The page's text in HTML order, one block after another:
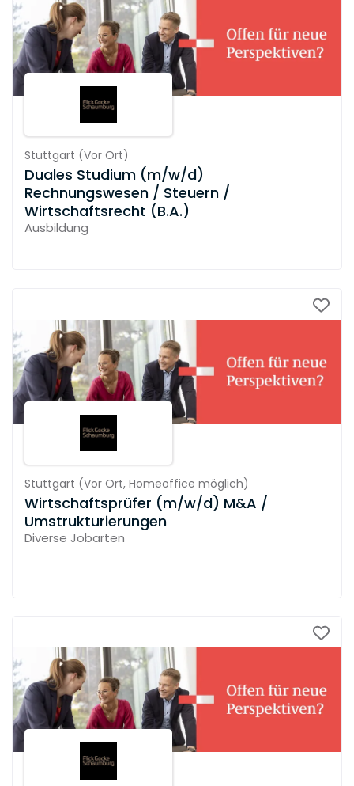
Stuttgart (Vor Ort)
Duales Studium (m/w/d)
Rechnungswesen / Steuern /
Wirtschaftsrecht (B.A.)
Ausbildung
Stuttgart (Vor Ort, Homeoffice möglich)
Wirtschaftsprüfer (m/w/d) M&A /
Umstrukturierungen
Diverse Jobarten